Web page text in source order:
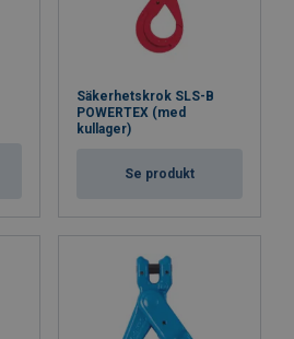
Säkerhetskrok SLS-B
POWERTEX (med
kullager)
Se produkt